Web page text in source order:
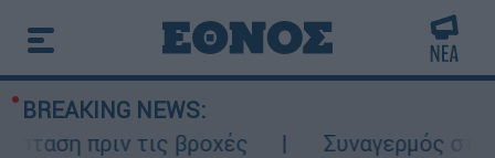
BREAKING NEWS:
πριν τις βροχές
Συναγερμός στον